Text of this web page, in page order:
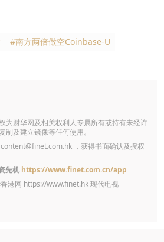
#南方两倍做空Coinbase-U
为财华网及相关权利人专属所有或持有未经许
及建立镜像等任何使用。
content@finet.com.hk ，获得书面确认及授权
先机 https://www.finet.com.cn/app
港网 https://www.finet.hk现代电视